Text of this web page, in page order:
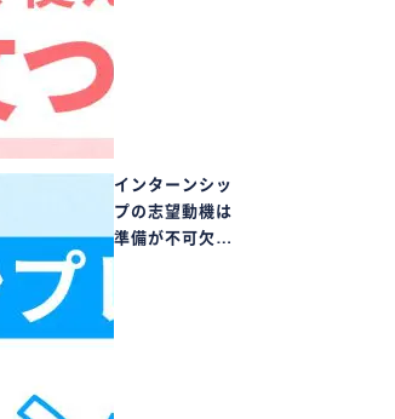
インターンシッ
プの志望動機は
準備が不可欠…